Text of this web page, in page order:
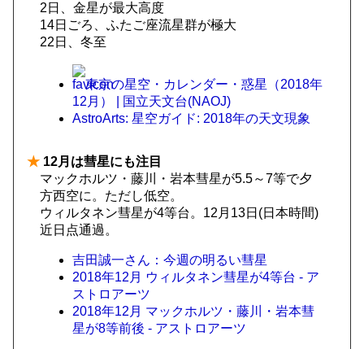
2日、金星が最大高度
14日ごろ、ふたご座流星群が極大
22日、冬至
東京の星空・カレンダー・惑星（2018年
12月） | 国立天文台(NAOJ)
AstroArts: 星空ガイド: 2018年の天文現象
★ 12月は彗星にも注目
マックホルツ・藤川・岩本彗星が5.5～7等で夕
方西空に。ただし低空。
ウィルタネン彗星が4等台。12月13日(日本時間)
近日点通過。
吉田誠一さん：今週の明るい彗星
2018年12月 ウィルタネン彗星が4等台 - ア
ストロアーツ
2018年12月 マックホルツ・藤川・岩本彗
星が8等前後 - アストロアーツ